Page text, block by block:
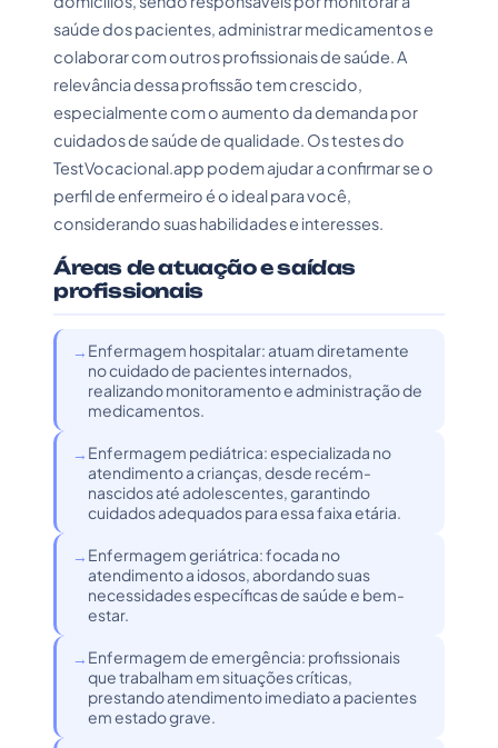
saúde dos pacientes, administrar medicamentos e
colaborar com outros profissionais de saúde. A
relevância dessa profissão tem crescido,
especialmente com o aumento da demanda por
cuidados de saúde de qualidade. Os testes do
TestVocacional.app podem ajudar a confirmar se o
perfil de enfermeiro é o ideal para você,
considerando suas habilidades e interesses.
Áreas de atuação e saídas
profissionais
Enfermagem hospitalar: atuam diretamente
no cuidado de pacientes internados,
realizando monitoramento e administração de
medicamentos.
Enfermagem pediátrica: especializada no
atendimento a crianças, desde recém-
nascidos até adolescentes, garantindo
cuidados adequados para essa faixa etária.
Enfermagem geriátrica: focada no
atendimento a idosos, abordando suas
necessidades específicas de saúde e bem-
estar.
Enfermagem de emergência: profissionais
que trabalham em situações críticas,
prestando atendimento imediato a pacientes
em estado grave.